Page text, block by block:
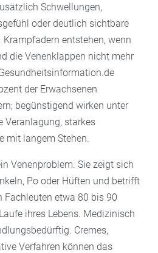
Schwellungen,
oder deutlich sichtbare
entstehen, wenn
die Venenklappen nicht mehr
der Erwachsenen
begünstigend wirken unter
Veranlagung, starkes
mit langem Stehen.
Venenproblem. Sie zeigt sich
Po oder Hüften und betrifft
Fachleuten etwa 80 bis 90
ihres Lebens. Medizinisch
Cremes,
Verfahren können das